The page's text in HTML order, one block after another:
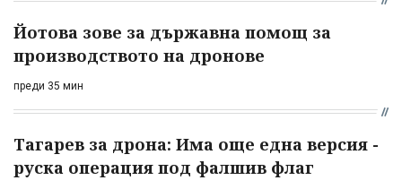
Йотова зове за държавна помощ за
производството на дронове
преди 35 мин
Тагарев за дрона: Има още една версия -
руска операция под фалшив флаг